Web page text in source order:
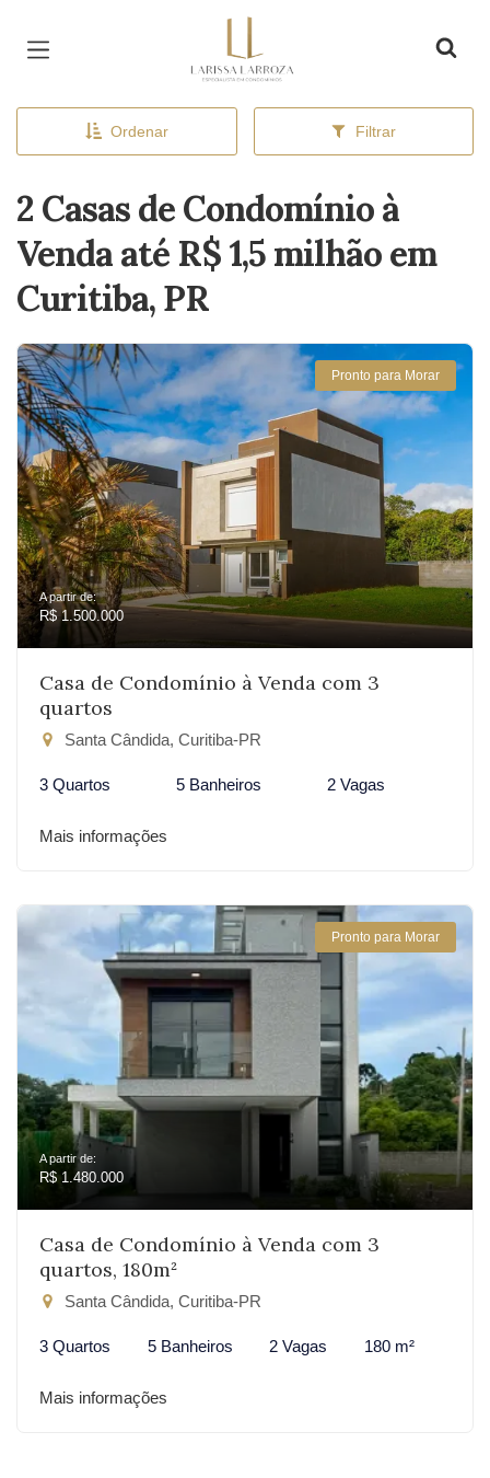
Ordenar Filtrar
2 Casas de Condomínio à
Venda até R$ 1,5 milhão em
Curitiba, PR
Pronto para Morar
A partir de:
R$ 1.500.000
Casa de Condomínio à Venda com 3
quartos
Santa Cândida, Curitiba-PR
3 Quartos 5 Banheiros 2 Vagas
Mais informações
Pronto para Morar
A partir de:
R$ 1.480.000
Casa de Condomínio à Venda com 3
quartos, 180m²
Santa Cândida, Curitiba-PR
3 Quartos 5 Banheiros 2 Vagas 180 m²
Mais informações